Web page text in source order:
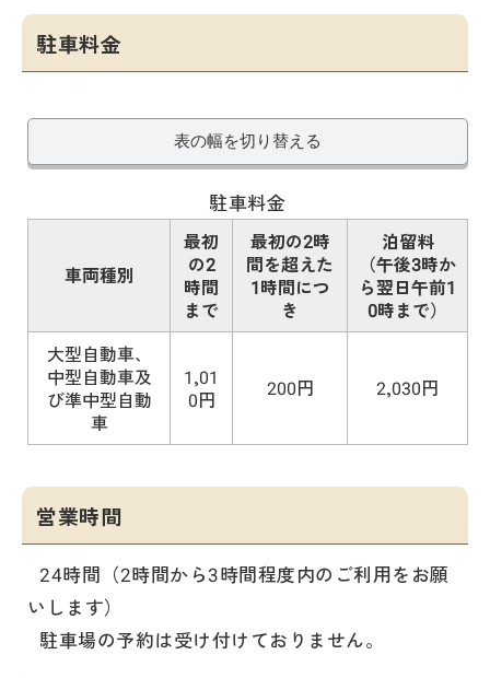
駐車料金
表の幅を切り替える
駐車料金
車両種別
最初
の2
時間
まで
最初の2時
間を超えた
1時間につ
き
泊留料
（午後3時か
ら翌日午前1
0時まで）
大型自動車、
中型自動車及
び準中型自動
車
1,01
0円
200円 2,030円
営業時間
24時間（2時間から3時間程度内のご利用をお願
いします）
駐車場の予約は受け付けておりません。